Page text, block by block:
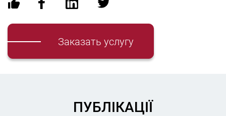
Заказать услугу
ПУБЛІКАЦІЇ